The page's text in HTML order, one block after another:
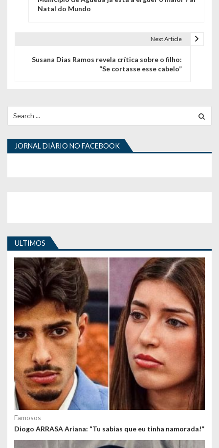
ã
o
d
i
g
o
s
Natal do Mundo
Next Article
Susana Dias Ramos revela crítica sobre o filho:
“Se cortasse esse cabelo”
for:
JORNAL DIÁRIO NO FACEBOOK
ULTIMOS
Famosos
Diogo ARRASA Ariana: “Tu sabias que eu tinha namorada!”